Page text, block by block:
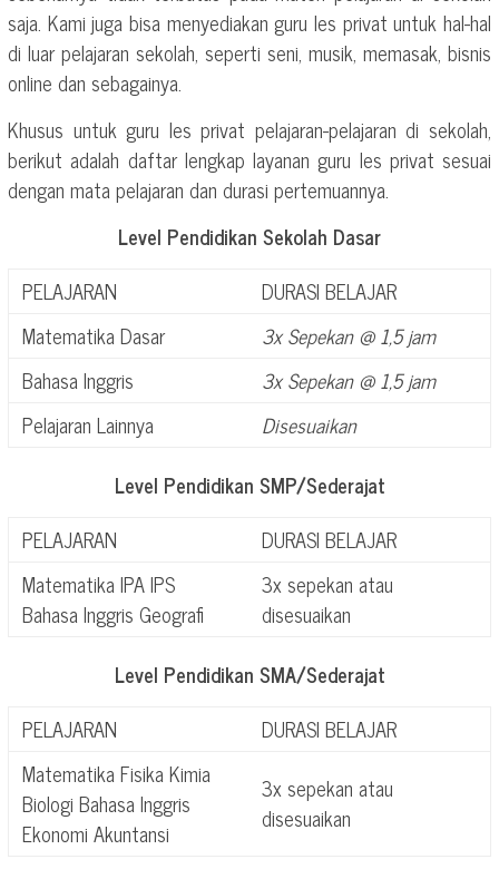
saja. Kami juga bisa menyediakan guru les privat untuk hal-hal
di luar pelajaran sekolah, seperti seni, musik, memasak, bisnis
online dan sebagainya.
Khusus untuk guru les privat pelajaran-pelajaran di sekolah,
berikut adalah daftar lengkap layanan guru les privat sesuai
dengan mata pelajaran dan durasi pertemuannya.
Level Pendidikan Sekolah Dasar
PELAJARAN
DURASI BELAJAR
Matematika Dasar
3x Sepekan @ 1,5 jam
Bahasa Inggris
3x Sepekan @ 1,5 jam
Pelajaran Lainnya
Disesuaikan
Level Pendidikan SMP/Sederajat
PELAJARAN
DURASI BELAJAR
Matematika IPA IPS
Bahasa Inggris Geografi
3x sepekan atau
disesuaikan
Level Pendidikan SMA/Sederajat
PELAJARAN
DURASI BELAJAR
Matematika Fisika Kimia
Biologi Bahasa Inggris
Ekonomi Akuntansi
3x sepekan atau
disesuaikan